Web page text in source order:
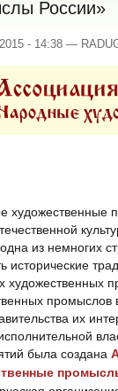
России»
- 14:38 —
художественные
из немногих
исторические
художественных
промыслов
их
была создана